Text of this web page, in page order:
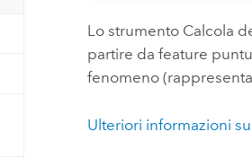
Lo strumento Calcola
partire da feature
fenomeno
Ulteriori informazioni